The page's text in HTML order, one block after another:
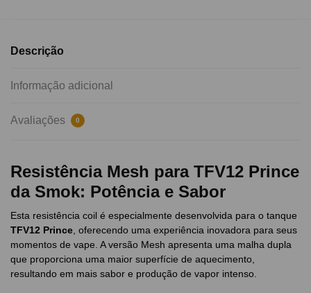
Descrição
Informação adicional
Avaliações 0
Resistência Mesh para TFV12 Prince
da Smok: Potência e Sabor
Esta resistência coil é especialmente desenvolvida para o tanque
TFV12 Prince , oferecendo uma experiência inovadora para seus
momentos de vape. A versão Mesh apresenta uma malha dupla
que proporciona uma maior superfície de aquecimento,
resultando em mais sabor e produção de vapor intenso.